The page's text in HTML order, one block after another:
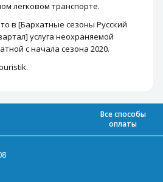
легковом транспорте.
в [Бархатные сезоны Русский
услуга неохраняемой
с начала сезона 2020.
Все способы
оплаты